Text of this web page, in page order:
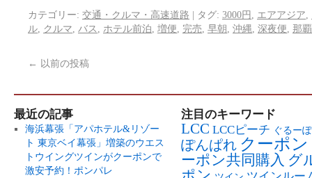
カテゴリー: 交通・クルマ・高速道路 | タグ: 3000円 エアアジア
ル
クルマ バス ホテル前泊 増便 完売 早朝 沖縄 深夜便 那覇
← 以前の投稿
最近の記事
海浜幕張「アパホテル&リゾー
ト 東京ベイ幕張」増築のウエス
トウイングツインがクーポンで
激安予約！ポンパレ
注目のキーワード
LCC LCCピーチ ぐるー
ぽんぱれ クーポン
ーポン共同購入 グ